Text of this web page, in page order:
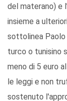
del materano) e
insieme a
sottolinea Paolo
turco o tunisino
meno di 5 euro
le leggi e non
sostenuto